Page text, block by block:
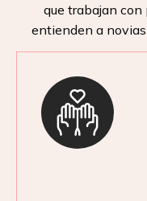
que trabajan
entienden a